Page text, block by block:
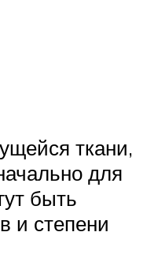
ткани,
для
быть
и степени